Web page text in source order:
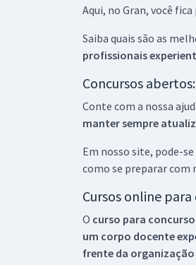
Aqui, no Gran, você
Saiba quais são as
profissionais
Concursos
Conte com a nossa
manter sempre
Em nosso site, pode-
como se preparar com
Cursos online para
O curso para
um corpo docente
frente da